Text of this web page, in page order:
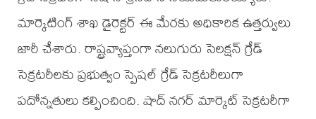
మార్కెటింగ్ శాఖ డైరెక్టర్ ఈ మేరకు అధికారిక ఉత్తర్వులు
జారీ చేశారు. రాష్ట్రవ్యాప్తంగా నలుగురు సెలక్షన్ గ్రేడ్
సెక్రటరీలకు ప్రభుత్వం స్పెషల్ గ్రేడ్ సెక్రటరీలుగా
పదోన్నతులు కల్పించింది. షాద్ నగర్ మార్కెట్ సెక్రటరీగా